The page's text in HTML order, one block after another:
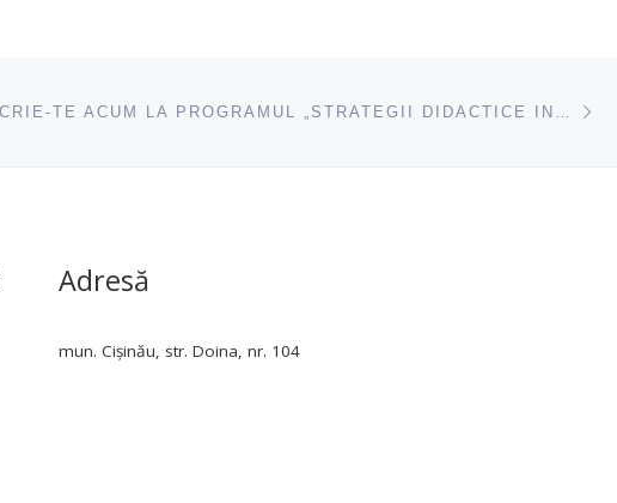
Adresă
mun. Cișinău, str. Doina, nr. 104